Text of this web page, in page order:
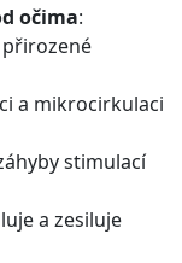
očima:
a mikrocirkulaci
stimulací
a zesiluje